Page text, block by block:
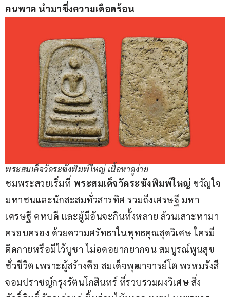
คนพาล นำมาซึ่งความเดือดร้อน
พระสมเด็จวัดระฆังพิมพ์ใหญ่ เนื้อหาดูง่าย
ชมพระสวยเริ่มที่ พระสมเด็จวัดระฆังพิมพ์ใหญ่ ขวัญใจ
มหาชนและนักสะสมทั่วสารทิศ รวมถึงเศรษฐี มหา
เศรษฐี คหบดี และผู้มีอันจะกินทั้งหลาย ล้วนเสาะหามา
ครอบครอง ด้วยความศรัทธาในพุทธคุณสุดวิเศษ ใครมี
ติดกายหรือมีไว้บูชา ไม่อดอยากยากจน สมบูรณ์พูนสุข
ชั่วชีวิต เพราะผู้สร้างคือ สมเด็จพุฒาจารย์โต พรหมรังสี
จอมปราชญ์กรุงรัตนโกสินทร์ ที่รวบรวมผงวิเศษ สิ่ง